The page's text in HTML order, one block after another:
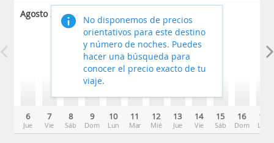
Agosto 2026
6
Jue
7
Vie
8
Sáb
9
Dom
10
Lun
11
Mar
12
Mié
13
Jue
14
Vie
15
Sáb
16
Dom
17
Lun
No disponemos de precios
orientativos para este destino
y número de noches. Puedes
hacer una búsqueda para
conocer el precio exacto de tu
viaje.